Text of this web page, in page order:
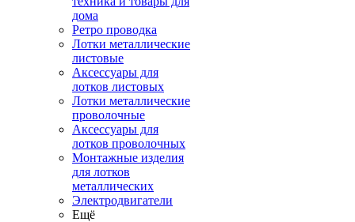
дома
Ретро проводка
Лотки металлические
листовые
Аксессуары для
лотков листовых
Лотки металлические
проволочные
Аксессуары для
лотков проволочных
Монтажные изделия
для лотков
металлических
Электродвигатели
Ещё